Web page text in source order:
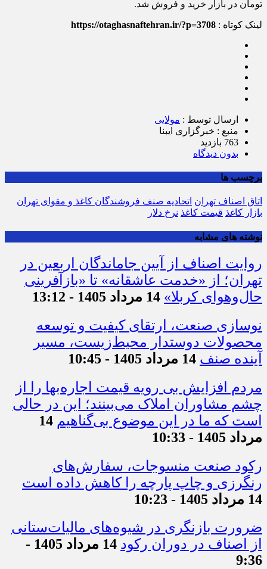
تومان در بازار خرید و فروش شد.
لینک کوتاه : https://otaghasnaftehran.ir/?p=3708
ارسال توسط : مولایی
منبع : خبرگزاری ایبنا
763 بازدید
بدون دیدگاه
برچسب ها
اتاق اصناف تهران اتحادیه صنف فروشندگان کاغذ و مقوای تهران
بازار کاغذ‌ قیمت کاغذ نرخ دلار
نوشته های مشابه
روایت اصناف از آیین جاماندگان اربعین در
تهران؛ از «خدمت عاشقانه» تا «بازآفرینی
حال‌وهوای کربلا» 14 مرداد 1405 - 13:12
نوسازی صنعت، ارتقای کیفیت و توسعه
محصولات دوستدار محیط‌زیست، مسیر
آینده صنف 14 مرداد 1405 - 10:45
مردم افزایش بی رویه قیمت اجاره‌بها را از
چشم مشاوران املاک می‌بینند؛ این در حالی
است که ما در این موضوع بی‌گناهیم 14
مرداد 1405 - 10:33
رکود صنعت منسوجات، سفارش‌های
رنگرزی و چاپ پارچه را کاهش داده است
14 مرداد 1405 - 10:23
ضرورت بازنگری در شیوه‌های مالیات‌ستانی
از اصناف در دوران رکود
14 مرداد 1405 -
9:36